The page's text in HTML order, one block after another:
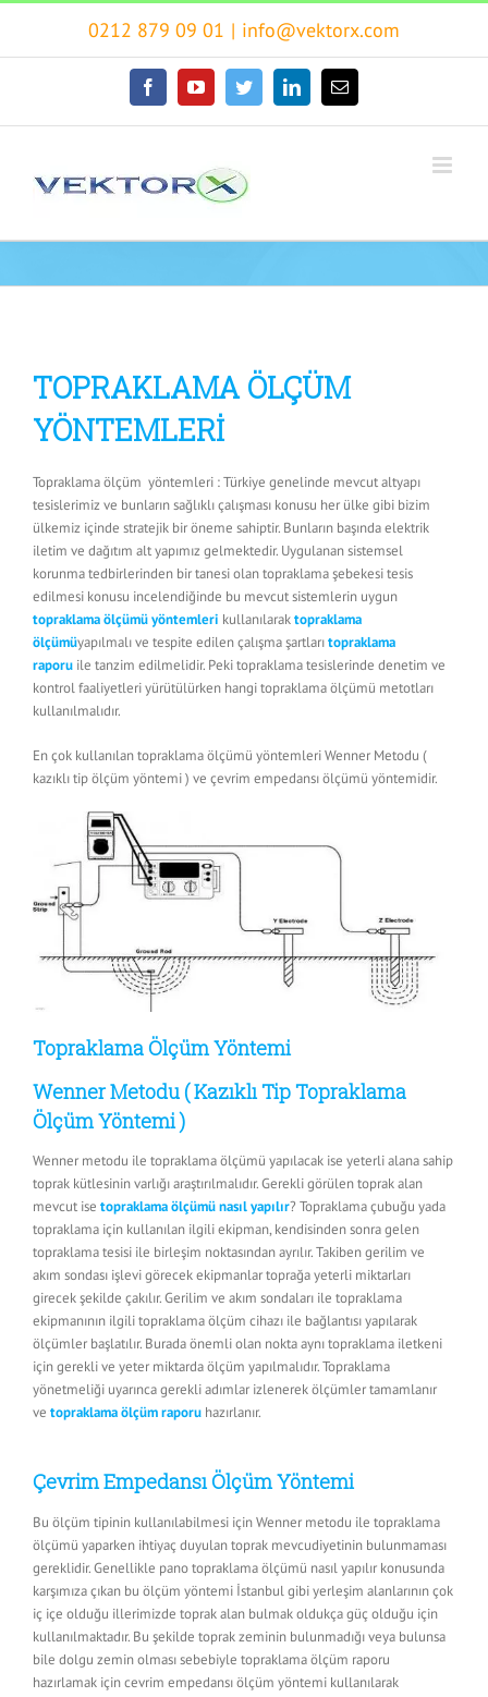
content
0212 879 09 01 | info@vektorx.com
facebookyoutubetwitter linkedinE-
posta
TOPRAKLAMA ÖLÇÜM
YÖNTEMLERİ
Topraklama ölçüm yöntemleri : Türkiye genelinde mevcut altyapı
tesislerimiz ve bunların sağlıklı çalışması konusu her ülke gibi bizim
ülkemiz içinde stratejik bir öneme sahiptir. Bunların başında elektrik
iletim ve dağıtım alt yapımız gelmektedir. Uygulanan sistemsel
korunma tedbirlerinden bir tanesi olan topraklama şebekesi tesis
edilmesi konusu incelendiğinde bu mevcut sistemlerin uygun
topraklama ölçümü yöntemleri kullanılaraktopraklama
ölçümüyapılmalı ve tespite edilen çalışma şartlarıtopraklama
raporu ile tanzim edilmelidir. Peki topraklama tesislerinde denetim ve
kontrol faaliyetleri yürütülürken hangi topraklama ölçümü metotları
kullanılmalıdır.
En çok kullanılan topraklama ölçümü yöntemleri Wenner Metodu (
kazıklı tip ölçüm yöntemi ) ve çevrim empedansı ölçümü yöntemidir.
Topraklama Ölçüm Yöntemi
Wenner Metodu ( Kazıklı Tip Topraklama
Ölçüm Yöntemi )
Wenner metodu ile topraklama ölçümü yapılacak ise yeterli alana sahip
toprak kütlesinin varlığı araştırılmalıdır. Gerekli görülen toprak alan
mevcut ise topraklama ölçümü nasıl yapılır? Topraklama çubuğu yada
topraklama için kullanılan ilgili ekipman, kendisinden sonra gelen
topraklama tesisi ile birleşim noktasından ayrılır. Takiben gerilim ve
akım sondası işlevi görecek ekipmanlar toprağa yeterli miktarları
girecek şekilde çakılır. Gerilim ve akım sondaları ile topraklama
ekipmanının ilgili topraklama ölçüm cihazı ile bağlantısı yapılarak
ölçümler başlatılır. Burada önemli olan nokta aynı topraklama iletkeni
için gerekli ve yeter miktarda ölçüm yapılmalıdır. Topraklama
yönetmeliği uyarınca gerekli adımlar izlenerek ölçümler tamamlanır
ve topraklama ölçüm raporu hazırlanır.
Çevrim Empedansı Ölçüm Yöntemi
Bu ölçüm tipinin kullanılabilmesi için Wenner metodu ile topraklama
ölçümü yaparken ihtiyaç duyulan toprak mevcudiyetinin bulunmaması
gereklidir. Genellikle pano topraklama ölçümü nasıl yapılır konusunda
karşımıza çıkan bu ölçüm yöntemi İstanbul gibi yerleşim alanlarının çok
iç içe olduğu illerimizde toprak alan bulmak oldukça güç olduğu için
kullanılmaktadır. Bu şekilde toprak zeminin bulunmadığı veya bulunsa
bile dolgu zemin olması sebebiyle topraklama ölçüm raporu
hazırlamak için cevrim empedansı ölçüm yöntemi kullanılarak